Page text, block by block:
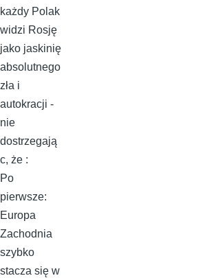
każdy Polak
widzi Rosję
jako jaskinię
absolutnego
zła i
autokracji -
nie
dostrzegają
c, że :
Po
pierwsze:
Europa
Zachodnia
szybko
stacza się w